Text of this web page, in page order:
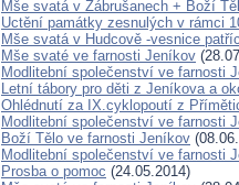
Mše svatá v Zábrušanech + Boží
Uctění památky zesnulých v rámci
Mše svatá v Hudcově -vesnice
Mše svaté ve farnosti Jeníkov
Modlitební společenství ve farnosti
Letní tábory pro děti z Jeníkova a
Ohlédnutí za IX.cyklopoutí z
Modlitební společenství ve farnosti
Boží Tělo ve farnosti Jeníkov
Modlitební společenství ve farnosti
Prosba o pomoc (24.05.2014)